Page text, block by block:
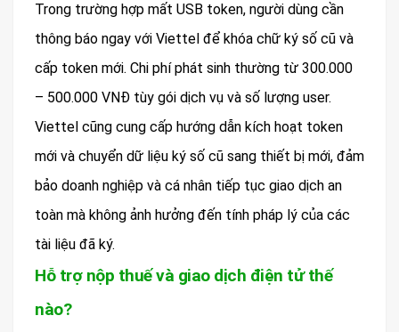
Trong trường hợp mất USB token, người dùng cần
thông báo ngay với Viettel để khóa chữ ký số cũ và
cấp token mới. Chi phí phát sinh thường từ 300.000
– 500.000 VNĐ tùy gói dịch vụ và số lượng user.
Viettel cũng cung cấp hướng dẫn kích hoạt token
mới và chuyển dữ liệu ký số cũ sang thiết bị mới, đảm
bảo doanh nghiệp và cá nhân tiếp tục giao dịch an
toàn mà không ảnh hưởng đến tính pháp lý của các
tài liệu đã ký.
Hỗ trợ nộp thuế và giao dịch điện tử thế
nào?